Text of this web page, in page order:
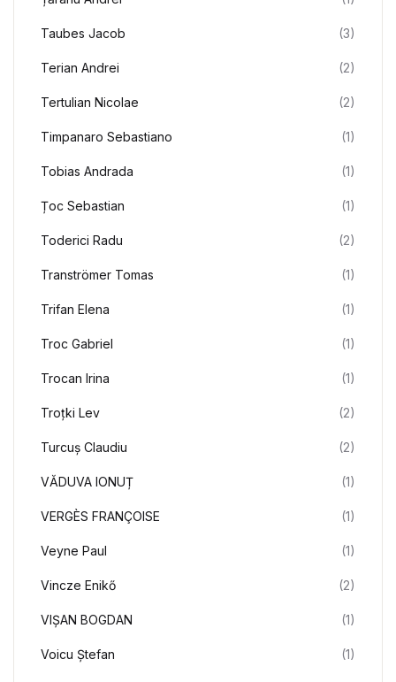
Taubes Jacob (3)
Terian Andrei (2)
Tertulian Nicolae (2)
Timpanaro Sebastiano (1)
Tobias Andrada (1)
Țoc Sebastian (1)
Toderici Radu (2)
Tranströmer Tomas (1)
Trifan Elena (1)
Troc Gabriel (1)
Trocan Irina (1)
Troțki Lev (2)
Turcuș Claudiu (2)
VĂDUVA IONUȚ (1)
VERGÈS FRANÇOISE (1)
Veyne Paul (1)
Vincze Enikő (2)
VIȘAN BOGDAN (1)
Voicu Ștefan (1)